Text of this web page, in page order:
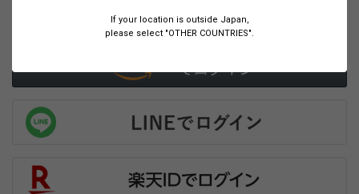
If your location is outside Japan,
please select "OTHER COUNTRIES".
または